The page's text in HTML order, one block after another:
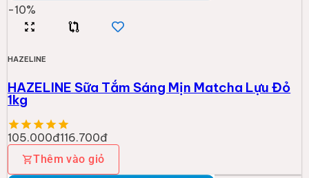
-10%
HAZELINE
HAZELINE Sữa Tắm Sáng Mịn Matcha Lựu Đỏ
1kg
105.000đ116.700đ
Thêm vào giỏ